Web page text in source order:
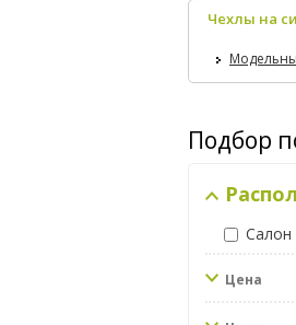
Чехлы на
Подбор
Салон
Цена